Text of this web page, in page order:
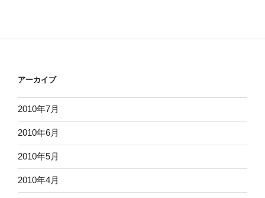
アーカイブ
2010年7月
2010年6月
2010年5月
2010年4月